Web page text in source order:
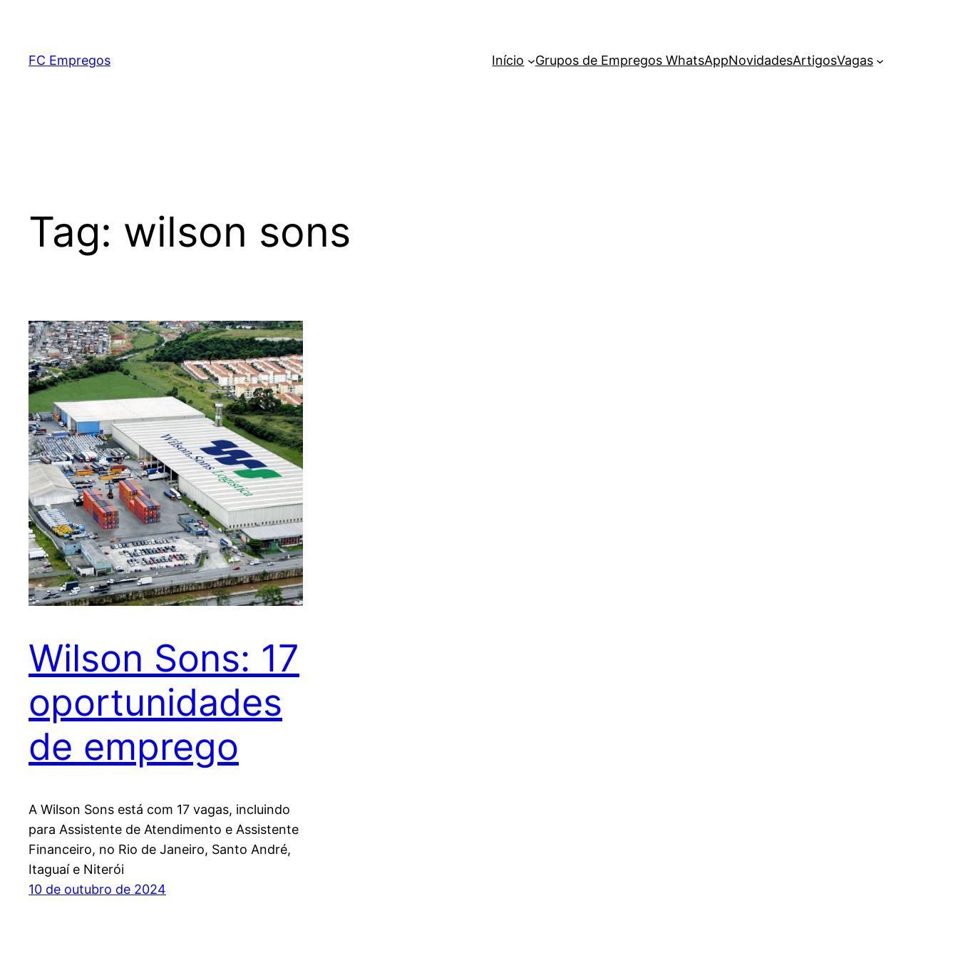
FC Empregos Início Grupos de Empregos WhatsAppNovidadesArtigosVagas
Tag: wilson sons
Wilson Sons: 17
oportunidades
de emprego
A Wilson Sons está com 17 vagas, incluindo
para Assistente de Atendimento e Assistente
Financeiro, no Rio de Janeiro, Santo André,
Itaguaí e Niterói
10 de outubro de 2024